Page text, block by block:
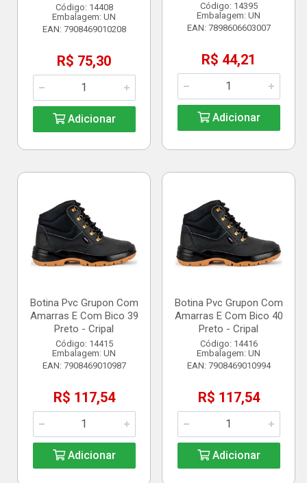
Código: 14408
Embalagem: UN
EAN: 7908469010208
R$ 75,30
Adicionar
Código: 14395
Embalagem: UN
EAN: 7898606603007
R$ 44,21
Adicionar
Botina Pvc Grupon Com
Amarras E Com Bico 39
Preto - Cripal
Código: 14415
Embalagem: UN
EAN: 7908469010987
R$ 117,54
Adicionar
Botina Pvc Grupon Com
Amarras E Com Bico 40
Preto - Cripal
Código: 14416
Embalagem: UN
EAN: 7908469010994
R$ 117,54
Adicionar